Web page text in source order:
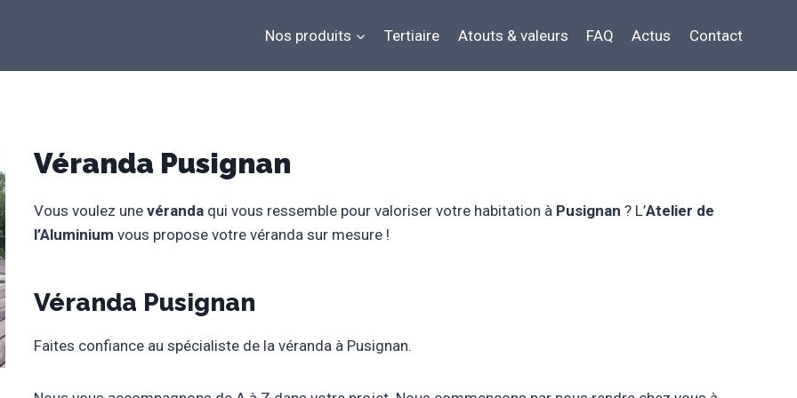
Nos produits Tertiaire Atouts & valeurs FAQ Actus Contact
Véranda Pusignan
Vous voulez unevéranda qui vous ressemble pour valoriser votre habitation à Pusignan? L’Atelier de
l’Aluminiumvous propose votre véranda sur mesure !
Véranda Pusignan
Faites confiance au spécialiste de la véranda à Pusignan.